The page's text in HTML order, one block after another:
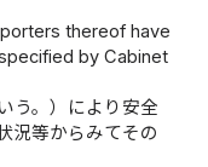
thereof have
by Cabinet
う。）により安全
況等からみてその